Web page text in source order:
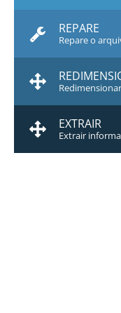
REPARE
Repare o
EXTRAIR
Extrair